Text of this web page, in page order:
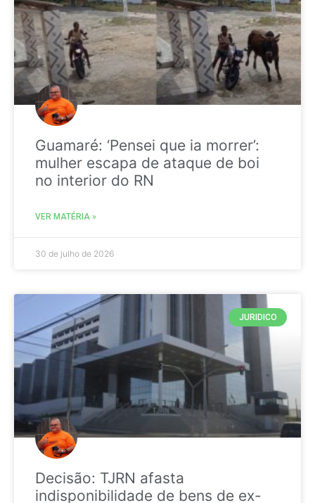
Guamaré: ‘Pensei que ia morrer’:
mulher escapa de ataque de boi
no interior do RN
VER MATÉRIA »
30 de julho de 2026
JURIDICO
Decisão: TJRN afasta
indisponibilidade de bens de ex-